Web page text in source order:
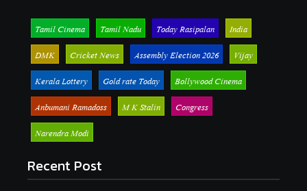
Tamil Cinema Tamil Nadu Today Rasipalan
India
DMK
Cricket News Assembly Election 2026
Vijay
Kerala Lottery
Gold rate Today
Bollywood Cinema
Anbumani Ramadoss
M K Stalin
Congress
Narendra Modi
Recent Post